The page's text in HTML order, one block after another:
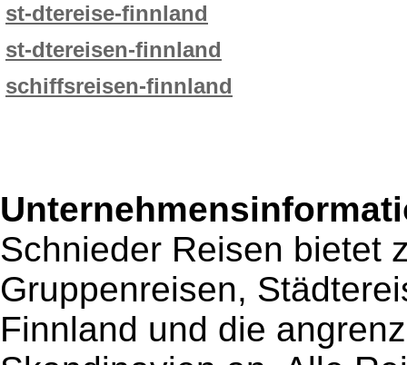
st-dtereise-finnland
st-dtereisen-finnland
schiffsreisen-finnland
Schnieder Reisen bietet
Gruppenreisen,
Finnland und die